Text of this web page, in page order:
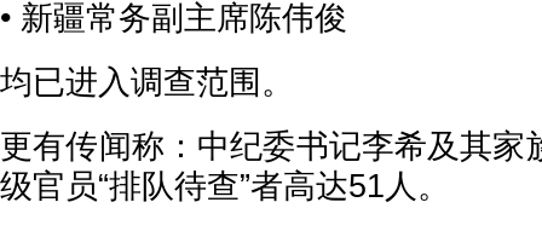
• 新疆常务副主席陈伟俊
均已进入调查范围。
更有传闻称：中纪委书记李希及其家
级官员“排队待查”者高达51人。